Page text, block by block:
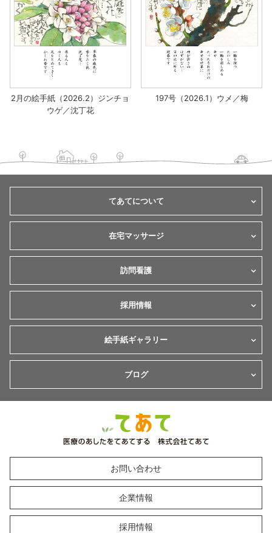
2月の絵手紙（2026.2）ジンチョ
ウゲ／沈丁花
197号（2026.1）ウメ／梅
てあてについて
在宅マッサージ
訪問看護
採用情報
絵手紙ギャラリー
ブログ
お問い合わせ
企業情報
採用情報